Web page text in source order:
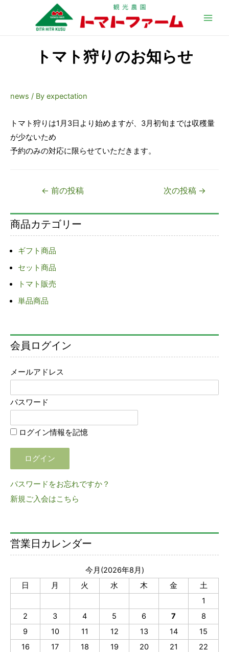
トマト狩りのお知らせ
news / By expectation
トマト狩りは1月3日より始めますが、3月初旬までは収穫量
が少ないため
予約のみの対応に限らせていただきます。
ナ
ビ
シ
ョ
ン
← 前の投稿 次の投稿 →
商品カテゴリー
ギフト商品
セット商品
トマト販売
単品商品
会員ログイン
メールアドレス
パスワード
ログイン情報を記憶
パスワードをお忘れですか？
新規ご入会はこちら
営業日カレンダー
今月(2026年8月)
日
月 火 水 木 金
土
1
2
3 4 5 6 7
8
9
10 11 12 13 14
15
16
17 18 19 20 21
22